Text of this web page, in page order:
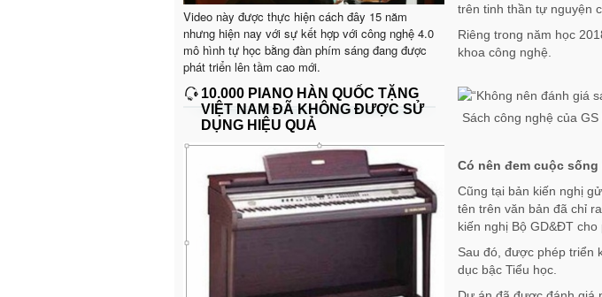
Video này được thực hiện cách đây 15 năm
nhưng hiện nay với sự kết hợp với công nghệ 4.0
mô hình tự học bằng đàn phím sáng đang được
phát triển lên tầm cao mới.
10.000 PIANO HÀN QUỐC TẶNG
VIỆT NAM ĐÃ KHÔNG ĐƯỢC SỬ
DỤNG HIỆU QUẢ
trên tinh thần tự nguyện
Riêng trong năm học
khoa công nghệ.
Sách công nghệ của
Có nên đem cuộc
Cũng tại bản kiến nghị
tên trên văn bản đã chỉ
kiến nghị Bộ GD&ĐT
Sau đó, được phép triển
dục bậc Tiểu học.